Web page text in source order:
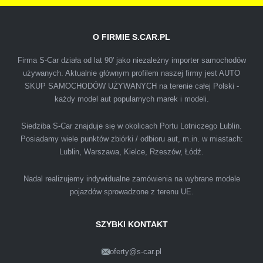
IZA
Polecam firmę s-car ze Świdnika. Dawno nie
podejściem. Szybko, sprawnie, w miłej
atmosferze. Nie wiedziałem, że sprzedaż
samochodu może być załatwiona tak
warunkach finansowych.
O FIRMIE S.CAR.PL
Firma S-Car działa od lat 90' jako niezależny importer samochodów
używanych. Aktualnie głównym profilem naszej firmy jest AUTO
SKUP SAMOCHODÓW UŻYWANYCH na terenie całej Polski -
każdy model aut popularnych marek i modeli.
Siedziba S-Car znajduje się w okolicach Portu Lotniczego Lublin.
Posiadamy wiele punktów zbiórki / odbioru aut, m.in. w miastach:
Lublin, Warszawa, Kielce, Rzeszów, Łódź.
Nadal realizujemy indywidualne zamówienia na wybrane modele
pojazdów sprowadzone z terenu UE.
SZYBKI KONTAKT
oferty@s-car.pl